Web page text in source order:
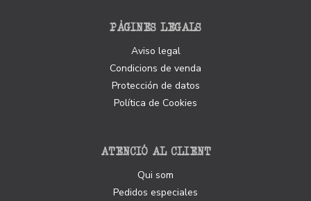
PÀGINES LEGALS
Aviso legal
Condicions de venda
Protección de datos
Política de Cookies
ATENCIÓ AL CLIENT
Qui som
Pedidos especiales